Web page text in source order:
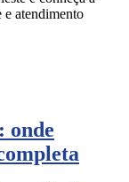
e atendimento
onde